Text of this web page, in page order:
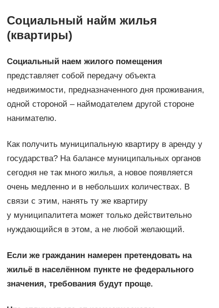
Социальный найм жилья
(квартиры)
Социальный наем жилого помещения
представляет собой передачу объекта
недвижимости, предназначенного дня проживания,
одной стороной – наймодателем другой стороне
нанимателю.
Как получить муниципальную квартиру в аренду у
государства? На балансе муниципальных органов
сегодня не так много жилья, а новое появляется
очень медленно и в небольших количествах. В
связи с этим, нанять ту же квартиру
у муниципалитета может только действительно
нуждающийся в этом, а не любой желающий.
Если же гражданин намерен претендовать на
жильё в населённом пункте не федерального
значения, требования будут проще.